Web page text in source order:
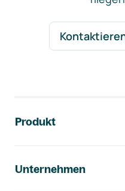
Produkt
Unternehmen